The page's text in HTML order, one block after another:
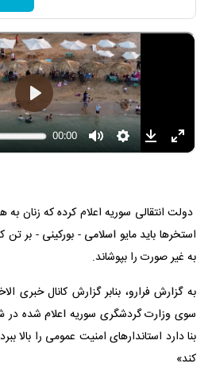
دولت انتقالی سوریه اعلام کرده که زنان به
استخرها باید مایو اسلامی - بورکینی - بر تن
به غیر صورت را بپوشاند.
به گزارش فرارو، بنابر گزارش کانال خبری
سوی وزارت گردشگری سوریه اعلام شده در
بنا دارد استاندارهای امنیت عمومی را
کند»